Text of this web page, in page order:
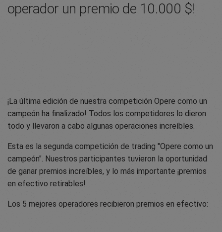
operador un premio de 10.000 $!
¡La última edición de nuestra competición Opere como un
campeón ha finalizado! Todos los competidores lo dieron
todo y llevaron a cabo algunas operaciones increíbles.
Esta es la segunda competición de trading "Opere como un
campeón". Nuestros participantes tuvieron la oportunidad
de ganar premios increíbles, y lo más importante ¡premios
en efectivo retirables!
Los 5 mejores operadores recibieron premios en efectivo: